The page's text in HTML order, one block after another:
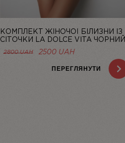
КОМПЛЕКТ ЖІНОЧОЇ БІЛИЗНИ ІЗ
СІТОЧКИ LA DOLCE VITA ЧОРНИЙ
2800UAH
ОРИГІНАЛЬНА
2800 UAH.
2500 UAHПОТОЧНА
2500 UAH.
ПЕРЕГЛЯНУТИ